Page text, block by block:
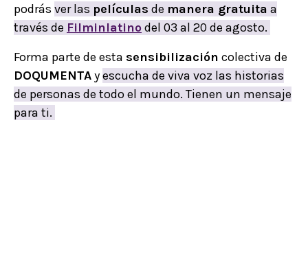
podrás ver las películas de manera gratuita a
través de Filminlatinodel 03 al 20 de agosto.
Forma parte de esta sensibilización colectiva de
DOQUMENTAyescucha de viva voz las historias
de personas de todo el mundo. Tienen un mensaje
para ti.